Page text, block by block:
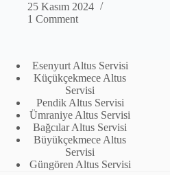
25 Kasım 2024
1 Comment
Esenyurt Altus Servisi
Küçükçekmece Altus
Servisi
Pendik Altus Servisi
Ümraniye Altus Servisi
Bağcılar Altus Servisi
Büyükçekmece Altus
Servisi
Güngören Altus Servisi